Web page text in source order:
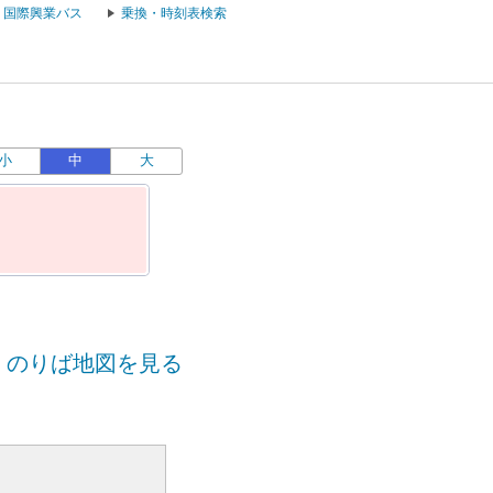
国際興業バス 乗換・時刻表検索
中 大
のりば地図を見る